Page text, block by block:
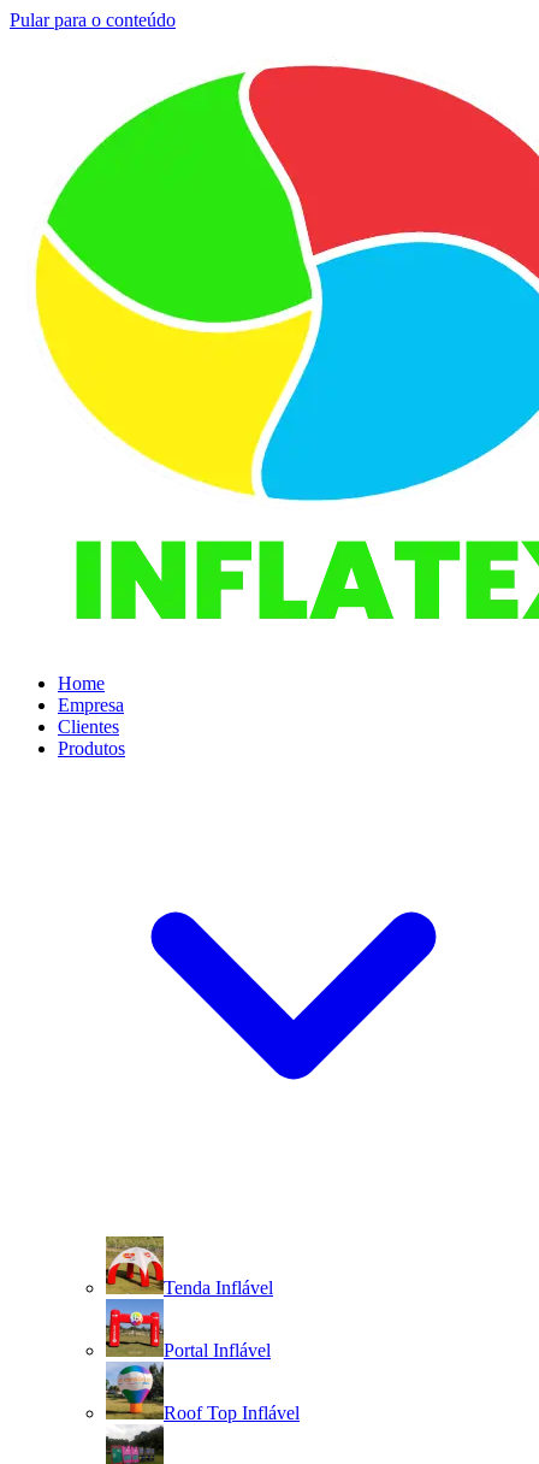
Pular para o conteúdo
Home
Empresa
Clientes
Produtos
Tenda Inflável
Portal Inflável
Roof Top Inflável